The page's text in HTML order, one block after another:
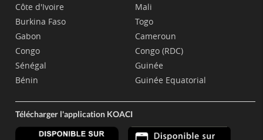
Côte d'Ivoire
Burkina Faso
Gabon
Congo
Sénégal
Bénin
Mali
Togo
Cameroun
Congo (RDC)
Guinée
Guinée Equatorial
Télécharger l'application KOACI